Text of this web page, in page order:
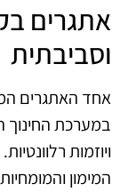
אתגרים
וסביבתית
אחד האתגרים
במערכת החינוך
ויוזמות
המימון